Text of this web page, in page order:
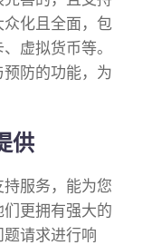
化且全面，包
虚拟货币等。
防的功能，为
供
服务，能为您
更拥有强大的
请求进行响